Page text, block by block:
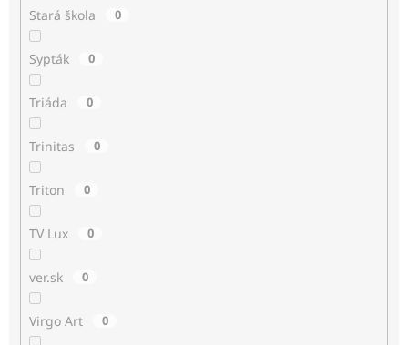
Stará škola 0
Sypták 0
Triáda 0
Trinitas 0
Triton 0
TV Lux 0
ver.sk 0
Virgo Art 0